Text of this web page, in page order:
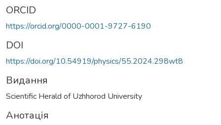
ORCID
https://orcid.org/0000-0001-9727-6190
DOI
https://doi.org/10.54919/physics/55.2024.298wt8
Видання
Scientific Herald of Uzhhorod University
Анотація